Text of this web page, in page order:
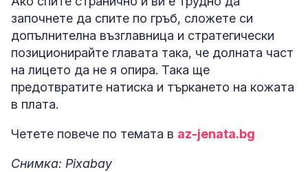
започнете да спите по гръб, сложете си
допълнителна възглавница и стратегически
позиционирайте главата така, че долната част
на лицето да не я опира. Така ще
предотвратите натиска и търкането на кожата
в плата.
Четете повече по темата в az-jenata.bg
Снимка: Pixabay